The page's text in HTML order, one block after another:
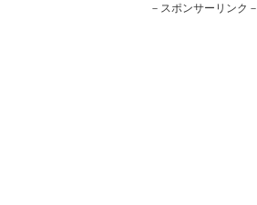
－スポンサーリンク－